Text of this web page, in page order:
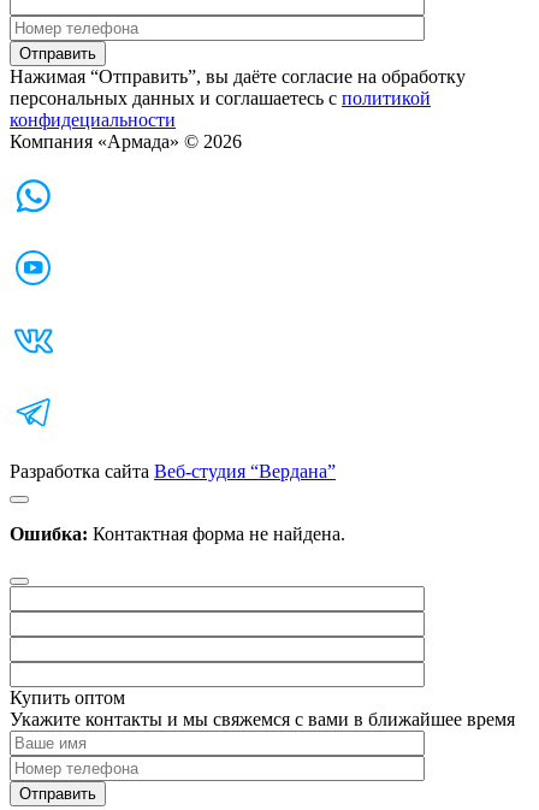
Нажимая “Отправить”, вы даёте согласие на обработку
персональных данных и соглашаетесь с политикой
конфидециальности
Компания «Армада» © 2026
Разработка сайта Веб-студия “Вердана”
Ошибка: Контактная форма не найдена.
Купить оптом
Укажите контакты и мы свяжемся с вами в ближайшее время